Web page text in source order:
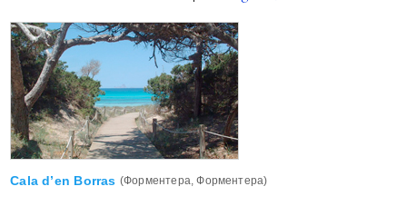
Cala d’en Borrаs (Форментера, Форментера)